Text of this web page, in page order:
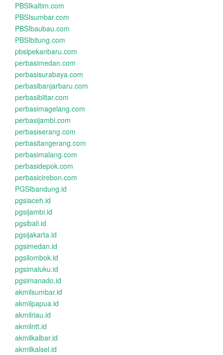
PBSIkaltim.com
PBSIsumbar.com
PBSIbaubau.com
PBSIbitung.com
pbsipekanbaru.com
perbasimedan.com
perbasisurabaya.com
perbasibanjarbaru.com
perbasiblitar.com
perbasimagelang.com
perbasijambi.com
perbasiserang.com
perbasitangerang.com
perbasimalang.com
perbasidepok.com
perbasicirebon.com
PGSIbandung.id
pgsiaceh.id
pgsijambi.id
pgsibali.id
pgsijakarta.id
pgsimedan.id
pgsilombok.id
pgsimaluku.id
pgsimanado.id
akmilsumbar.id
akmilpapua.id
akmilriau.id
akmilntt.id
akmilkalbar.id
akmilkalsel.id